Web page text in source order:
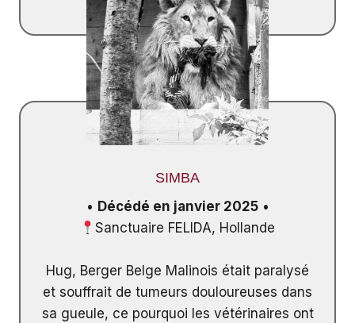
SIMBA
• Décédé en janvier 2025•
Sanctuaire FELIDA, Hollande
Hug, Berger Belge Malinois était paralysé
et souffrait de tumeurs douloureuses dans
sa gueule, ce pourquoi les vétérinaires ont